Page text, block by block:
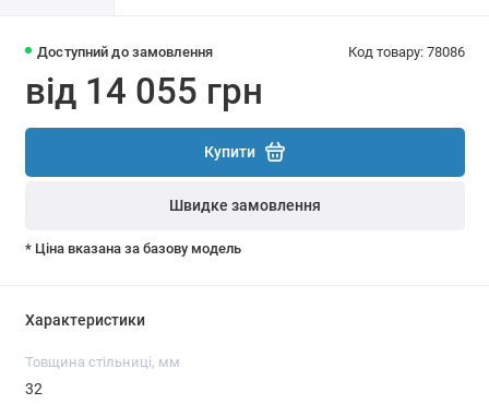
Доступний до замовлення Код товару: 78086
від 14 055 грн
Купити
Швидке замовлення
* Ціна вказана за базову модель
Характеристики
Товщина стільниці, мм
32